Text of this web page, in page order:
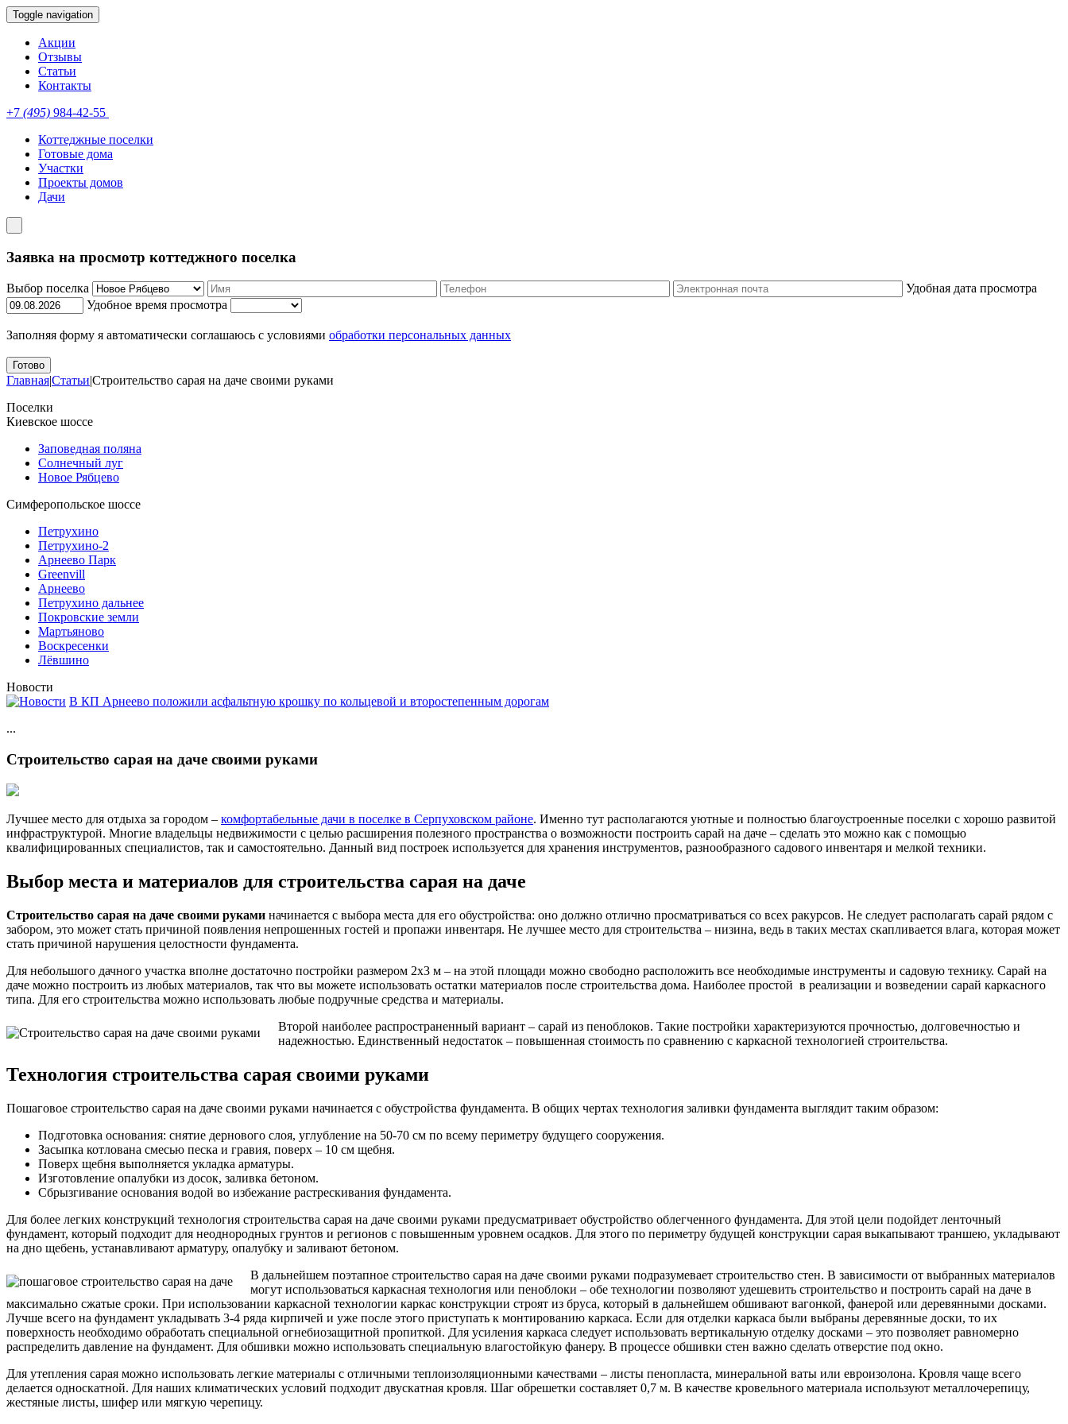
Toggle navigation
Акции
Отзывы
Статьи
Контакты
+7 (495) 984-42-55
Коттеджные поселки
Готовые дома
Участки
Проекты домов
Дачи
Заявка на просмотр коттеджного поселка
Выбор поселка
Удобная дата просмотра
Удобное время просмотра
Заполняя форму я автоматически соглашаюсь с условиями обработки персональных данных
Главная|Статьи|Строительство сарая на даче своими руками
Поселки
Киевское шоссе
Заповедная поляна
Солнечный луг
Новое Рябцево
Симферопольское шоссе
Петрухино
Петрухино-2
Арнеево Парк
Greenvill
Арнеево
Петрухино дальнее
Покровские земли
Мартьяново
Воскресенки
Лёвшино
Новости
В КП Арнеево положили асфальтную крошку по кольцевой и второстепенным дорогам
...
Строительство сарая на даче своими руками
Лучшее место для отдыха за городом – комфортабельные дачи в поселке в Серпуховском районе. Именно тут располагаются уютные и полностью благоустроенные поселки с хорошо развитой
инфраструктурой. Многие владельцы недвижимости с целью расширения полезного пространства о возможности построить сарай на даче – сделать это можно как с помощью
квалифицированных специалистов, так и самостоятельно. Данный вид построек используется для хранения инструментов, разнообразного садового инвентаря и мелкой техники.
Выбор места и материалов для строительства сарая на даче
Строительство сарая на даче своими руками начинается с выбора места для его обустройства: оно должно отлично просматриваться со всех ракурсов. Не следует располагать сарай рядом с
забором, это может стать причиной появления непрошенных гостей и пропажи инвентаря. Не лучшее место для строительства – низина, ведь в таких местах скапливается влага, которая может
стать причиной нарушения целостности фундамента.
Для небольшого дачного участка вполне достаточно постройки размером 2х3 м – на этой площади можно свободно расположить все необходимые инструменты и садовую технику. Сарай на
даче можно построить из любых материалов, так что вы можете использовать остатки материалов после строительства дома. Наиболее простой в реализации и возведении сарай каркасного
типа. Для его строительства можно использовать любые подручные средства и материалы.
Второй наиболее распространенный вариант – сарай из пеноблоков. Такие постройки характеризуются прочностью, долговечностью и
надежностью. Единственный недостаток – повышенная стоимость по сравнению с каркасной технологией строительства.
Технология строительства сарая своими руками
Пошаговое строительство сарая на даче своими руками начинается с обустройства фундамента. В общих чертах технология заливки фундамента выглядит таким образом:
Подготовка основания: снятие дернового слоя, углубление на 50-70 см по всему периметру будущего сооружения.
Засыпка котлована смесью песка и гравия, поверх – 10 см щебня.
Поверх щебня выполняется укладка арматуры.
Изготовление опалубки из досок, заливка бетоном.
Сбрызгивание основания водой во избежание растрескивания фундамента.
Для более легких конструкций технология строительства сарая на даче своими руками предусматривает обустройство облегченного фундамента. Для этой цели подойдет ленточный
фундамент, который подходит для неоднородных грунтов и регионов с повышенным уровнем осадков. Для этого по периметру будущей конструкции сарая выкапывают траншею, укладывают
на дно щебень, устанавливают арматуру, опалубку и заливают бетоном.
В дальнейшем поэтапное строительство сарая на даче своими руками подразумевает строительство стен. В зависимости от выбранных материалов
могут использоваться каркасная технология или пеноблоки – обе технологии позволяют удешевить строительство и построить сарай на даче в
максимально сжатые сроки. При использовании каркасной технологии каркас конструкции строят из бруса, который в дальнейшем обшивают вагонкой, фанерой или деревянными досками.
Лучше всего на фундамент укладывать 3-4 ряда кирпичей и уже после этого приступать к монтированию каркаса. Если для отделки каркаса были выбраны деревянные доски, то их
поверхность необходимо обработать специальной огнебиозащитной пропиткой. Для усиления каркаса следует использовать вертикальную отделку досками – это позволяет равномерно
распределить давление на фундамент. Для обшивки можно использовать специальную влагостойкую фанеру. В процессе обшивки стен важно сделать отверстие под окно.
Для утепления сарая можно использовать легкие материалы с отличными теплоизоляционными качествами – листы пенопласта, минеральной ваты или евроизолона. Кровля чаще всего
делается односкатной. Для наших климатических условий подходит двускатная кровля. Шаг обрешетки составляет 0,7 м. В качестве кровельного материала используют металлочерепицу,
жестяные листы, шифер или мягкую черепицу.